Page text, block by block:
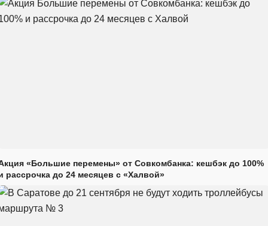
«Большие перемены» от Совкомбанка: кешбэк до 100%
рассрочка до 24 месяцев с «Халвой»